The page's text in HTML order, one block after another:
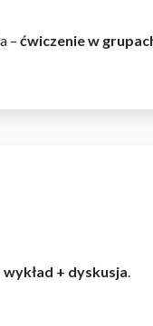
– ćwiczenie w
wykład + dyskusja.